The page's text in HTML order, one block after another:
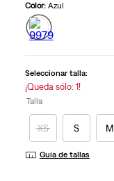
Color: Azul
Seleccionar talla:
¡Queda sólo: 1!
Talla
XS S M
Guía de tallas